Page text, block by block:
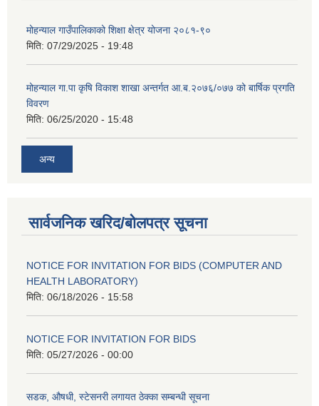
मोहन्याल गाउँपालिकाको शिक्षा क्षेत्र योजना २०८१-९०
मिति: 07/29/2025 - 19:48
मोहन्याल गा.पा कृषि विकाश शाखा अन्तर्गत आ.ब.२०७६/०७७ को बार्षिक प्रगति
विवरण
मिति: 06/25/2020 - 15:48
अन्य
सार्वजनिक खरिद/बोलपत्र सूचना
NOTICE FOR INVITATION FOR BIDS (COMPUTER AND
HEALTH LABORATORY)
मिति: 06/18/2026 - 15:58
NOTICE FOR INVITATION FOR BIDS
मिति: 05/27/2026 - 00:00
सडक, औषधी, स्टेसनरी लगायत ठेक्का सम्बन्धी सूचना